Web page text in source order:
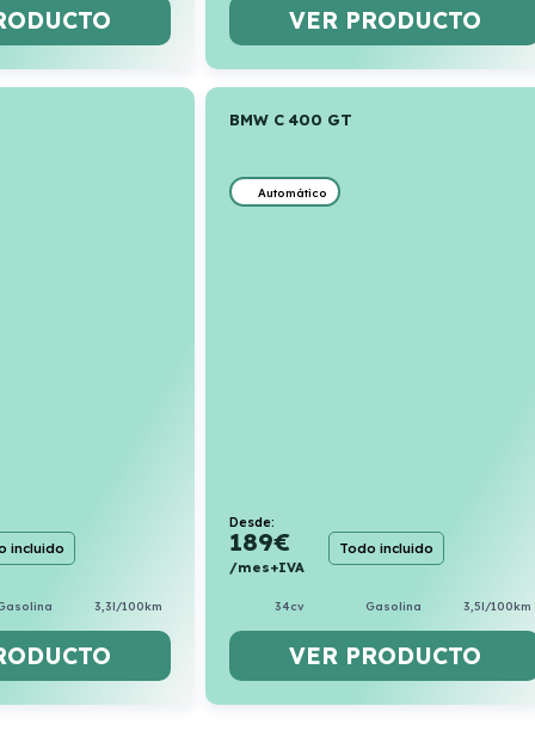
VER PRODUCTO
incluido
3,3l/100km
BMW C 400 GT
Automático
Desde:
189€
/mes+IVA
Todo incluido
34cv Gasolina 3,5l/100km
VER PRODUCTO